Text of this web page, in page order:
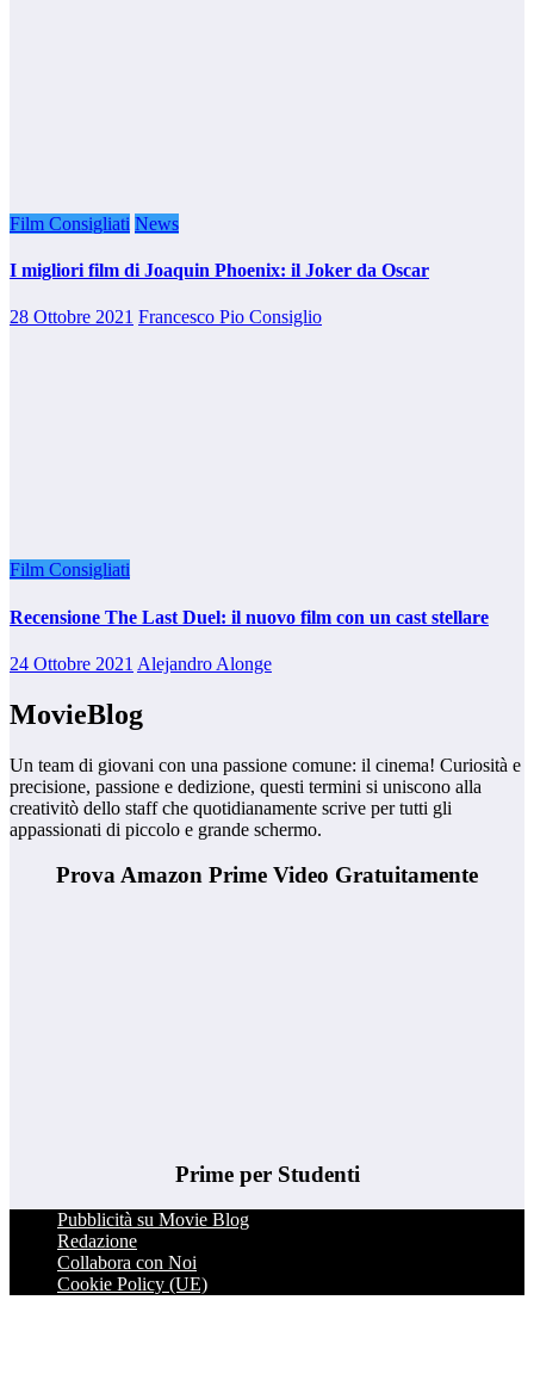
Film Consigliati News
I migliori film di Joaquin Phoenix: il Joker da Oscar
28 Ottobre 2021 Francesco Pio Consiglio
Film Consigliati
Recensione The Last Duel: il nuovo film con un cast stellare
24 Ottobre 2021 Alejandro Alonge
MovieBlog
Un team di giovani con una passione comune: il cinema! Curiosità e
precisione, passione e dedizione, questi termini si uniscono alla
creativitò dello staff che quotidianamente scrive per tutti gli
appassionati di piccolo e grande schermo.
Prova Amazon Prime Video Gratuitamente
Prime per Studenti
Pubblicità su Movie Blog
Redazione
Collabora con Noi
Cookie Policy (UE)